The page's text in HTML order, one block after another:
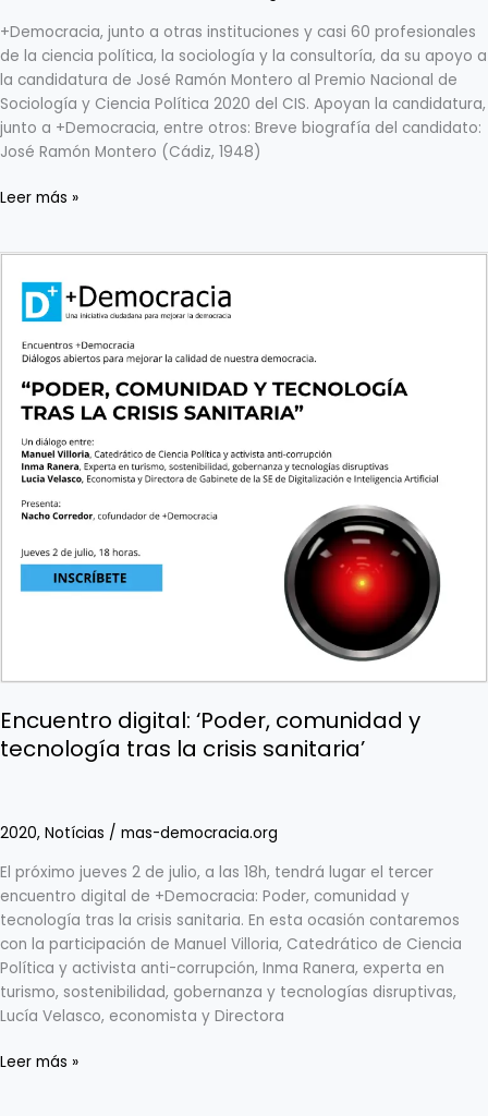
+Democracia, junto a otras instituciones y casi 60 profesionales
de la ciencia política, la sociología y la consultoría, da su apoyo a
la candidatura de José Ramón Montero al Premio Nacional de
Sociología y Ciencia Política 2020 del CIS. Apoyan la candidatura,
junto a +Democracia, entre otros: Breve biografía del candidato:
José Ramón Montero (Cádiz, 1948)
CIS
Leer más »
Encuentro digital: ‘Poder, comunidad y
tecnología tras la crisis sanitaria’
2020, Notícias / mas-democracia.org
El próximo jueves 2 de julio, a las 18h, tendrá lugar el tercer
encuentro digital de +Democracia: Poder, comunidad y
tecnología tras la crisis sanitaria. En esta ocasión contaremos
con la participación de Manuel Villoria, Catedrático de Ciencia
Política y activista anti-corrupción, Inma Ranera, experta en
turismo, sostenibilidad, gobernanza y tecnologías disruptivas,
Lucía Velasco, economista y Directora
digital:
‘Poder,
tecnología
tras
crisis
sanitaria’
Leer más »